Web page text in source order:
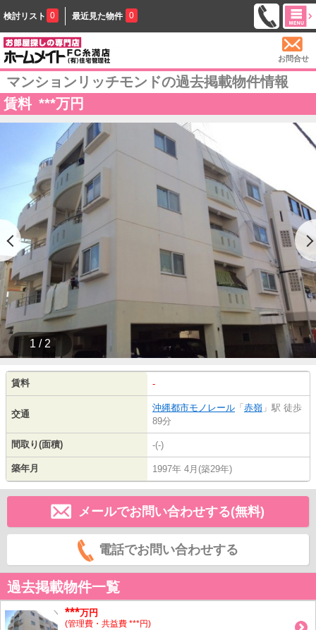
検討リスト 0 最近見た物件 0
お問合せ
マンションリッチモンドの過去掲載物件情報
賃料 ***万円
1 / 2
賃料 -
交通
沖縄都市モノレール 「 赤嶺 」駅 徒歩
89分
間取り(面積) -(-)
築年月 1997年 4月(築29年)
メールでお問い合わせする(無料)
電話でお問い合わせする
過去掲載物件一覧
***万円
(管理費・共益費 ***円)